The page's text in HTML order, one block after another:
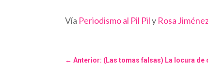
Vía Periodismo al Pil Pily Rosa
←Anterior: (Las tomas falsas) La locura de